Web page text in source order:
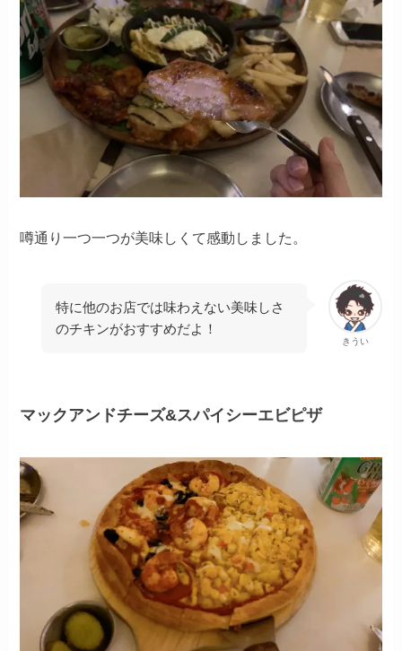
噂通り一つ一つが美味しくて感動しました。
きうい
特に他のお店では味わえない美味しさ
のチキンがおすすめだよ！
マックアンドチーズ&スパイシーエビピザ